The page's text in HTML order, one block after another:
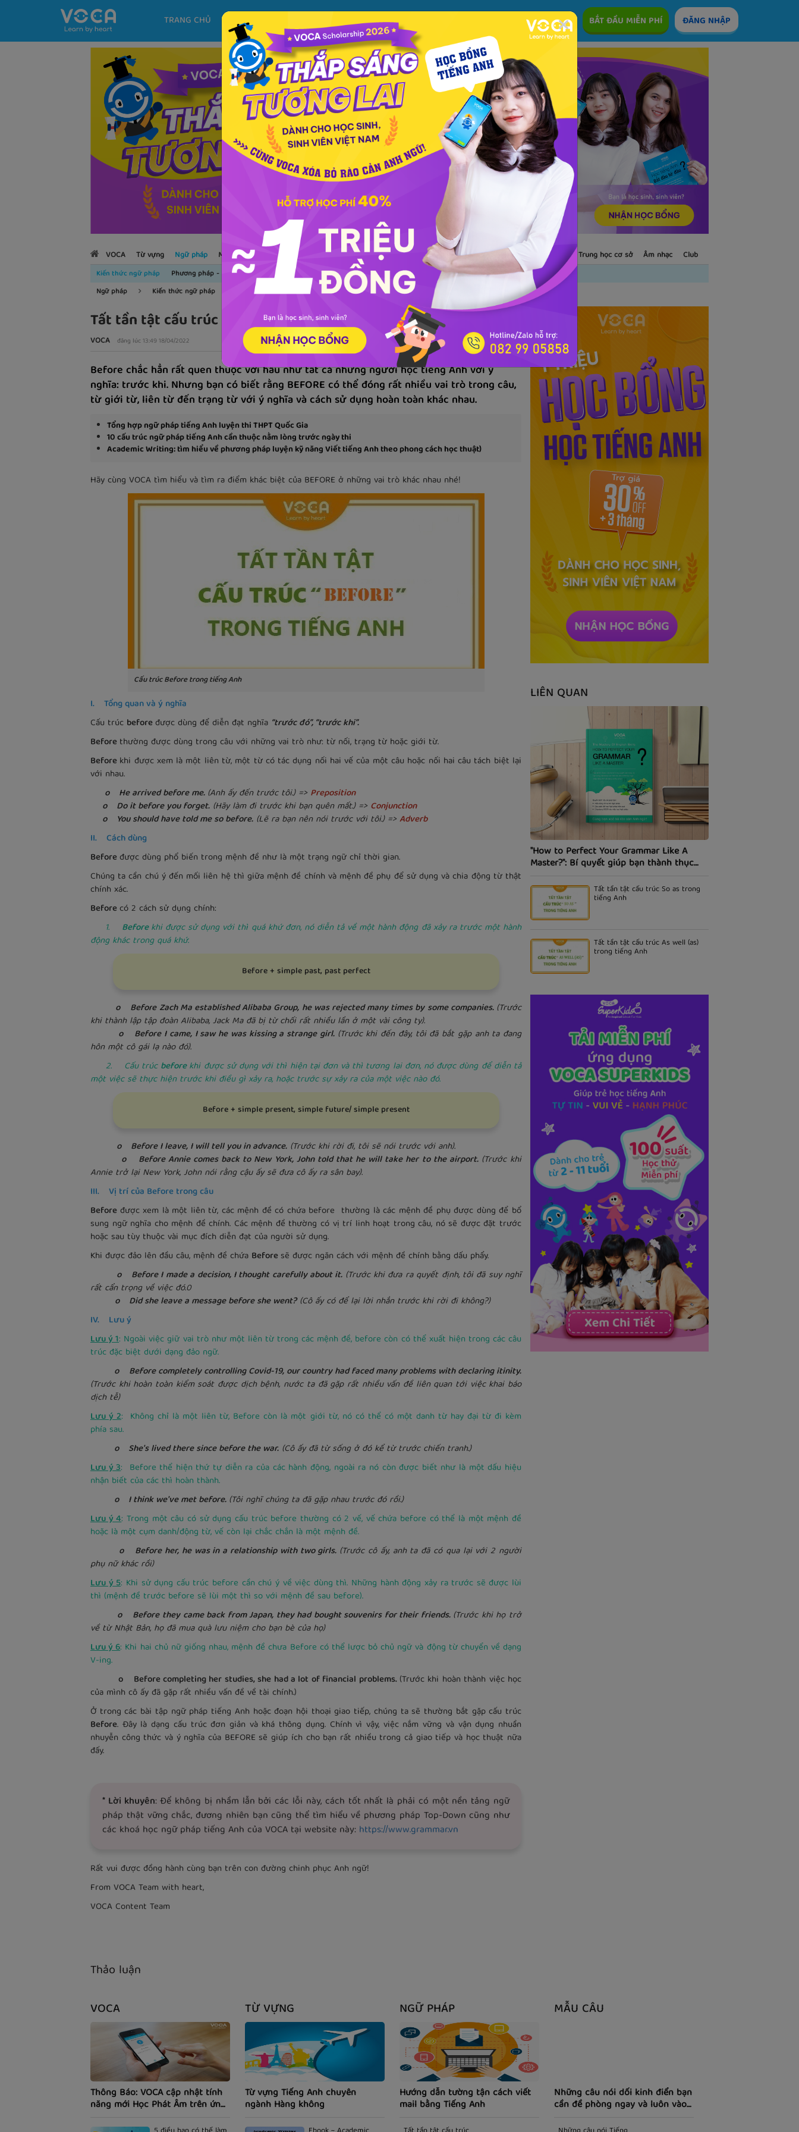
ĐĂNG NHẬP
BẮT ĐẦU MIỄN PHÍ
XEM THÊM
PREMIUM
PHƯƠNG PHÁP
KHÓA HỌC
TRANG CHỦ
VOCA Từ vựng Ngữ pháp Mẫu câu Học phát âm Giao tiếp Luyện viết Phổ thông Luyện nói TOEIC IELTS Trẻ em Trung học cơ sở Âm nhạc Club
Kiến thức ngữ pháp Phương pháp - kinh nghiệm
Tài liệu
Ngữ pháp
Kiến thức ngữ pháp
Tất tần tật cấu trúc Before trong tiếng Anh
VOCA đăng lúc 13:49 18/04/2022
Before chắc hẳn rất quen thuộc với hầu như tất cả những người học tiếng Anh với ý
nghĩa: trước khi. Nhưng bạn có biết rằng BEFORE có thể đóng rất nhiều vai trò trong câu,
từ giới từ, liên từ đến trạng từ với ý nghĩa và cách sử dụng hoàn toàn khác nhau.
Tổng hợp ngữ pháp tiếng Anh luyện thi THPT Quốc Gia
10 cấu trúc ngữ pháp tiếng Anh cần thuộc nằm lòng trước ngày thi
Academic Writing: tìm hiểu về phương pháp luyện kỹ năng Viết tiếng Anh theo phong cách học thuật)
Hãy cùng VOCA tìm hiểu và tìm ra điểm khác biệt của BEFORE ở những vai trò khác nhau nhé!
Cấu trúc Before trong tiếng Anh
I. Tổng quan và ý nghĩa
Cấu trúc befoređược dùng để diễn đạt nghĩa “trước đó”, “trước khi”.
Beforethường được dùng trong câu với những vai trò như: từ nối, trạng từ hoặc giới từ.
Beforekhi được xem là một liên từ, một từ có tác dụng nối hai vế của một câu hoặc nối hai câu tách biệt lại
với nhau.
o He arrived before me.(Anh ấy đến trước tôi.) => Preposition
o Do it before you forget. (Hãy làm đi trước khi bạn quên mất.) => Conjunction
o You should have told me so before. (Lẽ ra bạn nên nói trước với tôi.) =>Adverb
II. Cách dùng
Befoređược dùng phổ biến trong mệnh đề như là một trạng ngữ chỉ thời gian.
Chúng ta cần chú ý đến mối liên hệ thì giữa mệnh đề chính và mệnh đề phụ để sử dụng và chia động từ thật
chính xác.
Beforecó 2 cách sử dụng chính:
1. Beforekhi được sử dụng với thì quá khứ đơn, nó diễn tả về một hành động đã xảy ra trước một hành
động khác trong quá khứ.
Before + simple past, past perfect
o Before Zach Ma established Alibaba Group, he was rejected many times by some companies.(Trước
khi thành lập tập đoàn Alibaba, Jack Ma đã bị từ chối rất nhiều lần ở một vài công ty).
o Before I came, I saw he was kissing a strange girl. (Trước khi đến đây, tôi đã bắt gặp anh ta đang
hôn một cô gái lạ nào đó).
2. Cấu trúcbeforekhi được sử dụng với thì hiện tại đơn và thì tương lai đơn, nó được dùng để diễn tả
một việc sẽ thực hiện trước khi điều gì xảy ra, hoặc trước sự xảy ra của một việc nào đó.
Before + simple present, simple future/ simple present
o Before I leave, I will tell you in advance. (Trước khi rời đi, tôi sẽ nói trước với anh).
o Before Annie comes back to New York, John told that he will take her to the airport. (Trước khi
Annie trở lại New York, John nói rằng cậu ấy sẽ đưa cô ấy ra sân bay).
III. Vị trí của Before trong câu
Befoređược xem là một liên từ, các mệnh đề có chứa before thường là các mệnh đề phụ được dùng để bổ
sung ngữ nghĩa cho mệnh đề chính. Các mệnh đề thường có vị trí linh hoạt trong câu, nó sẽ được đặt trước
hoặc sau tùy thuộc vài mục đích diễn đạt của người sử dụng.
Khi được đảo lên đầu câu, mệnh đề chứa Beforesẽ được ngăn cách với mệnh đề chính bằng dấu phẩy.
o Before I made a decision, I thought carefully about it. (Trước khi đưa ra quyết định, tôi đã suy nghĩ
rất cẩn trọng về việc đó.0
o Did she leave a message before she went?(Cô ấy có để lại lời nhắn trước khi rời đi không?)
IV. Lưu ý
Lưu ý 1: Ngoài việc giữ vai trò như một liên từ trong các mệnh đề, before còn có thể xuất hiện trong các câu
trúc đặc biệt dưới dạng đảo ngữ.
o Before completely controlling Covid-19, our country had faced many problems with declaring itinity.
(Trước khi hoàn toàn kiểm soát được dịch bệnh, nước ta đã gặp rất nhiều vấn đề liên quan tới việc khai báo
dịch tễ)
Lưu ý 2: Không chỉ là một liên từ, Before còn là một giới từ, nó có thể có một danh từ hay đại từ đi kèm
phía sau.
o She's lived there since before the war. (Cô ấy đã từ sống ở đó kể từ trước chiến tranh.)
Lưu ý 3: Before thể hiện thứ tự diễn ra của các hành động, ngoài ra nó còn được biết như là một dấu hiệu
nhận biết của các thì hoàn thành.
o I think we've met before.(Tôi nghĩ chúng ta đã gặp nhau trước đó rồi.)
Lưu ý 4: Trong một câu có sử dụng cấu trúc before thường có 2 vế, vế chứa before có thể là một mệnh đề
hoặc là một cụm danh/động từ, vế còn lại chắc chắn là một mệnh đề.
o Before her, he was in a relationship with two girls. (Trước cô ấy, anh ta đã có qua lại với 2 người
phụ nữ khác rồi)
Lưu ý 5: Khi sử dụng cấu trúc before cần chú ý về việc dùng thì. Những hành động xảy ra trước sẽ được lùi
thì (mệnh đề trước before sẽ lùi một thì so với mệnh đề sau before).
o Before they came back from Japan, they had bought souvenirs for their friends.(Trước khi họ trở
về từ Nhật Bản, họ đã mua quà lưu niệm cho bạn bè của họ)
Lưu ý 6: Khi hai chủ nữ giống nhau, mệnh đề chưa Before có thể lược bỏ chủ ngữ và động từ chuyển về dạng
V-ing.
o Before completing her studies, she had a lot of financial problems.(Trước khi hoàn thành việc học
của mình cô ấy đã gặp rất nhiều vấn đề về tài chính.)
Ở trong các bài tập ngữ pháp tiếng Anh hoặc đoạn hội thoại giao tiếp, chúng ta sẽ thường bắt gặp cấu trúc
Before. Đây là dạng cấu trúc đơn giản và khá thông dụng. Chính vì vậy, việc nắm vững và vận dụng nhuần
nhuyễn công thức và ý nghĩa của BEFORE sẽ giúp ích cho bạn rất nhiều trong cả giao tiếp và học thuật nữa
đấy.
* Lời khuyên: Để không bị nhầm lẫn bởi các lỗi này, cách tốt nhất là phải có một nền tảng ngữ
pháp thật vững chắc, đương nhiên bạn cũng thể tìm hiểu về phương pháp Top-Down cũng như
các khoá học ngữ pháp tiếng Anh của VOCA tại website này: https://www.grammar.vn
Rất vui được đồng hành cùng bạn trên con đường chinh phục Anh ngữ!
From VOCA Team with heart,
VOCA Content Team
Thảo luận
LIÊN QUAN
"How to Perfect Your Grammar Like A
Master?": Bí quyết giúp bạn thành thục
Tất tần tật cấu trúc So as trong
tiếng Anh
Tất tần tật cấu trúc As well (as)
trong tiếng Anh
VOCA
Thông Báo: VOCA cập nhật tính
năng mới Học Phát Âm trên ứng
TỪ VỰNG
Từ vựng Tiếng Anh chuyên
ngành Hàng không
NGỮ PHÁP
Hướng dẫn tường tận cách viết
mail bằng Tiếng Anh
MẪU CÂU
Những câu nói dối kinh điển bạn
cần đề phòng ngay và luôn vào